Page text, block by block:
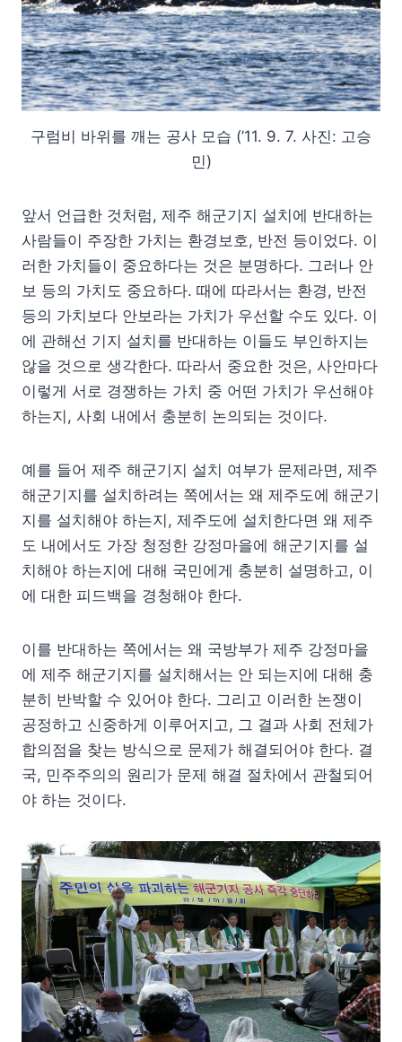
구럼비 바위를 깨는 공사 모습 (’11. 9. 7. 사진: 고승
민)
앞서 언급한 것처럼, 제주 해군기지 설치에 반대하는
사람들이 주장한 가치는 환경보호, 반전 등이었다. 이
러한 가치들이 중요하다는 것은 분명하다. 그러나 안
보 등의 가치도 중요하다. 때에 따라서는 환경, 반전
등의 가치보다 안보라는 가치가 우선할 수도 있다. 이
에 관해선 기지 설치를 반대하는 이들도 부인하지는
않을 것으로 생각한다. 따라서 중요한 것은, 사안마다
이렇게 서로 경쟁하는 가치 중 어떤 가치가 우선해야
하는지, 사회 내에서 충분히 논의되는 것이다.
예를 들어 제주 해군기지 설치 여부가 문제라면, 제주
해군기지를 설치하려는 쪽에서는 왜 제주도에 해군기
지를 설치해야 하는지, 제주도에 설치한다면 왜 제주
도 내에서도 가장 청정한 강정마을에 해군기지를 설
치해야 하는지에 대해 국민에게 충분히 설명하고, 이
에 대한 피드백을 경청해야 한다.
이를 반대하는 쪽에서는 왜 국방부가 제주 강정마을
에 제주 해군기지를 설치해서는 안 되는지에 대해 충
분히 반박할 수 있어야 한다. 그리고 이러한 논쟁이
공정하고 신중하게 이루어지고, 그 결과 사회 전체가
합의점을 찾는 방식으로 문제가 해결되어야 한다. 결
국, 민주주의의 원리가 문제 해결 절차에서 관철되어
야 하는 것이다.